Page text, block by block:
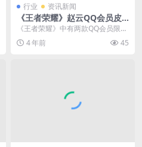
行业 资讯新闻
《王者荣耀》赵云QQ会员皮
肤优化变潮男 玩家直呼老公
《王者荣耀》中有两款QQ会员限定
皮肤，分别是赵云“嘻哈天王”和项羽
“职棒王牌”。...
4 年前 45